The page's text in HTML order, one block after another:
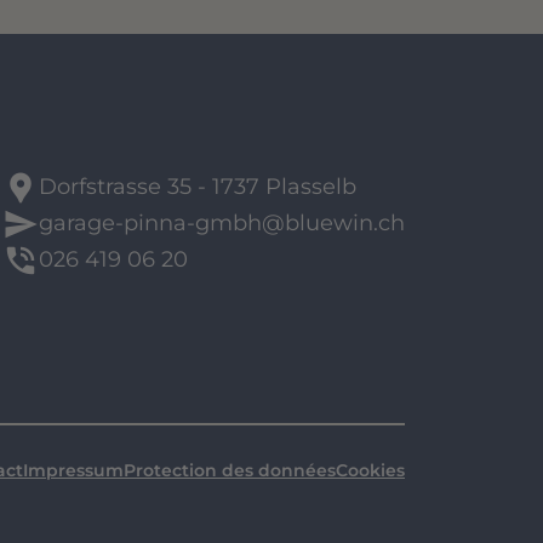
location_pin Dorfstrasse 35 - 1737 Plasselb
sendgarage-pinna-gmbh@bluewin.ch
phone_in_talk 026 419 06 20
ImpressumProtection des donnéesCookies